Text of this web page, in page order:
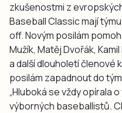
zkušenostmi z
Baseball Classic mají
off. Novým posilám
Mužík, Matěj Dvořák,
a další dlouholetí členové
posilám zapadnout do
„Hluboká se vždy opírala
výborných baseballistů.